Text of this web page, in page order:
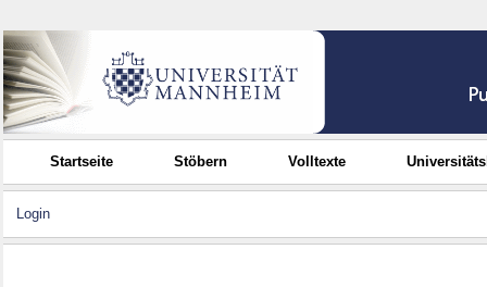
Startseite Stöbern Volltexte
Login